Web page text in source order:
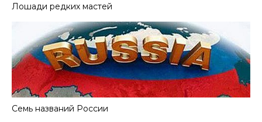
Лошади редких мастей
Семь названий России